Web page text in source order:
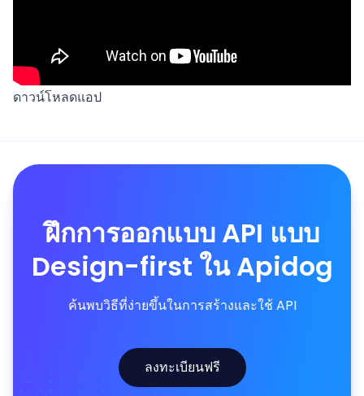
ดาวน์โหลดแอป
ฝึกการออกแบบ API แบบ
Design-first ใน Apidog
ค้นพบวิธีที่ง่ายขึ้นในการสร้างและใช้ API
ลงทะเบียนฟรี